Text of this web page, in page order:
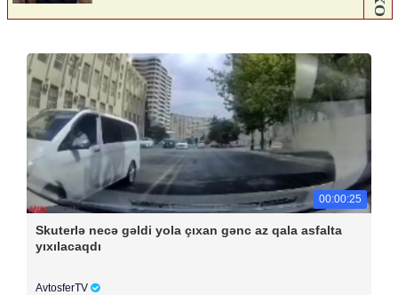
00:00:25
Skuterlə necə gəldi yola çıxan gənc az qala asfalta
yıxılacaqdı
AvtosferTV